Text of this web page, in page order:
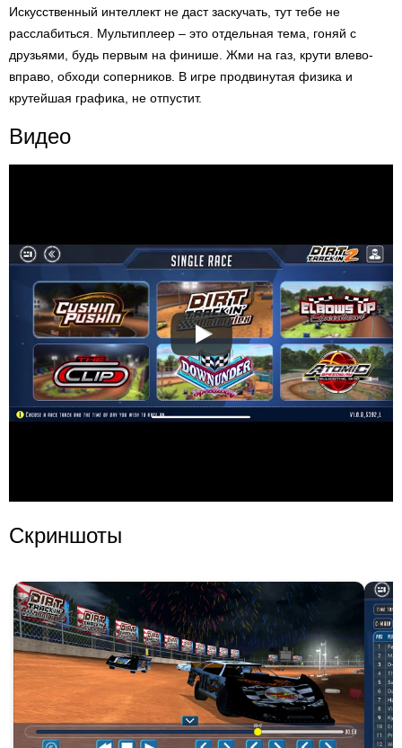
Искусственный интеллект не даст заскучать, тут тебе не
расслабиться. Мультиплеер – это отдельная тема, гоняй с
друзьями, будь первым на финише. Жми на газ, крути влево-
вправо, обходи соперников. В игре продвинутая физика и
крутейшая графика, не отпустит.
Видео
Скриншоты